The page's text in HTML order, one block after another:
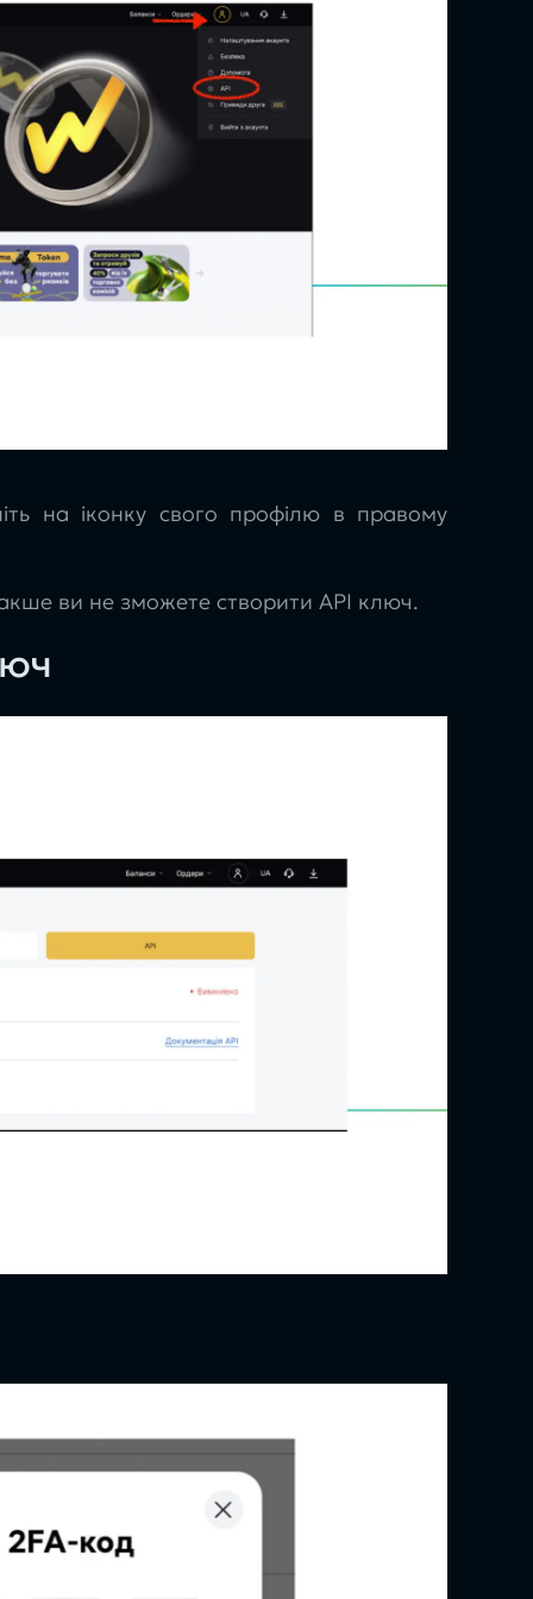
на іконку свого профілю в правому
ви не зможете створити API ключ.